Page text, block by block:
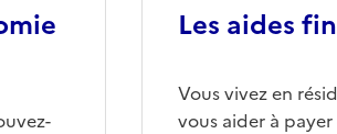
Les aides
Vous vivez en
vous aider à